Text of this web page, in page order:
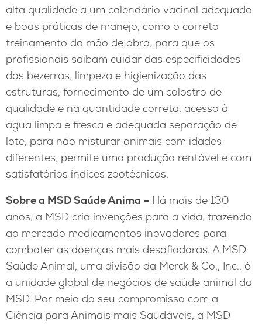
alta qualidade a um calendário vacinal adequado
e boas práticas de manejo, como o correto
treinamento da mão de obra, para que os
profissionais saibam cuidar das especificidades
das bezerras, limpeza e higienização das
estruturas, fornecimento de um colostro de
qualidade e na quantidade correta, acesso à
água limpa e fresca e adequada separação de
lote, para não misturar animais com idades
diferentes, permite uma produção rentável e com
satisfatórios índices zootécnicos.
Sobre a MSD Saúde Anima – Há mais de 130
anos, a MSD cria invenções para a vida, trazendo
ao mercado medicamentos inovadores para
combater as doenças mais desafiadoras. A MSD
Saúde Animal, uma divisão da Merck & Co., Inc., é
a unidade global de negócios de saúde animal da
MSD. Por meio do seu compromisso com a
Ciência para Animais mais Saudáveis, a MSD